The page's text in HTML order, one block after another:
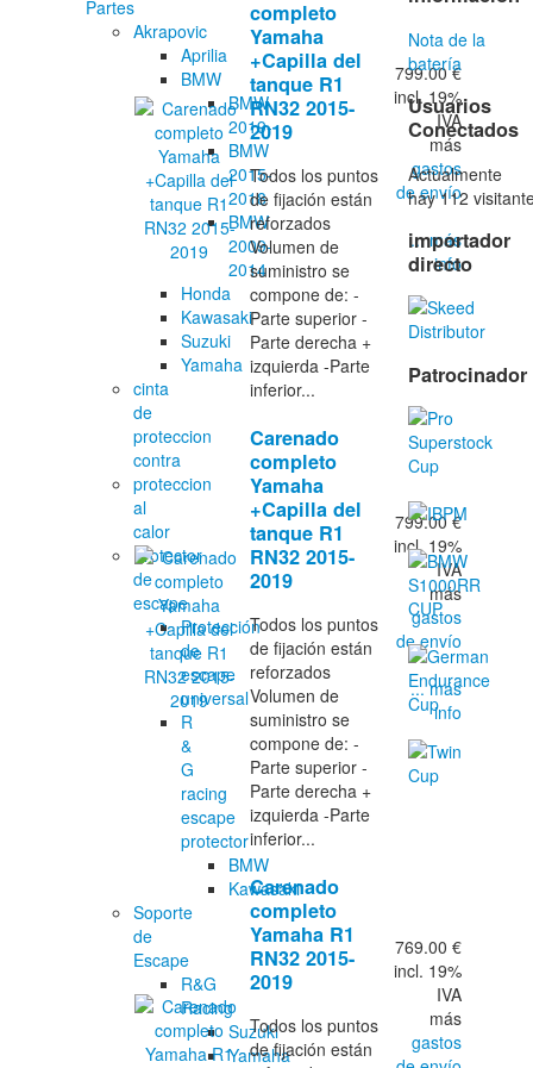
Partes
Akrapovic
Aprilia
BMW
BMW
2019-
BMW
2015-
2018
BMW
2009-
2014
Honda
Kawasaki
Suzuki
Yamaha
cinta
de
proteccion
contra
proteccion
al
calor
Protector
de
escape
Protección
de
escape
universal
R
&
G
racing
escape
protector
BMW
Kawasaki
Soporte
de
Escape
R&G
Racing
Suzuki
Yamaha
completo
Yamaha
+Capilla del
tanque R1
RN32 2015-
2019
Todos los puntos
de fijación están
reforzados
Volumen de
suministro se
compone de: -
Parte superior -
Parte derecha +
izquierda -Parte
inferior...
799.00 €
incl. 19%
IVA
más
gastos
de envío
... más
info
Carenado
completo
Yamaha
+Capilla del
tanque R1
RN32 2015-
2019
Todos los puntos
de fijación están
reforzados
Volumen de
suministro se
compone de: -
Parte superior -
Parte derecha +
izquierda -Parte
inferior...
799.00 €
incl. 19%
IVA
más
gastos
de envío
... más
info
Carenado
completo
Yamaha R1
RN32 2015-
2019
Todos los puntos
de fijación están
769.00 €
incl. 19%
IVA
más
gastos
Nota de la
batería
Usuarios
Conectados
Actualmente
hay 112
importador
directo
Patrocinador